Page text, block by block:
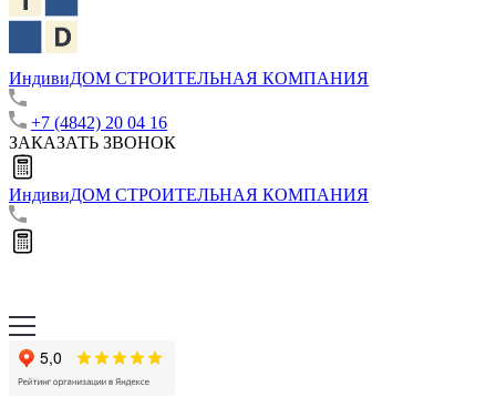
ИндивиДОМ СТРОИТЕЛЬНАЯ КОМПАНИЯ
+7 (4842) 20 04 16
ЗАКАЗАТЬ ЗВОНОК
ИндивиДОМ СТРОИТЕЛЬНАЯ КОМПАНИЯ